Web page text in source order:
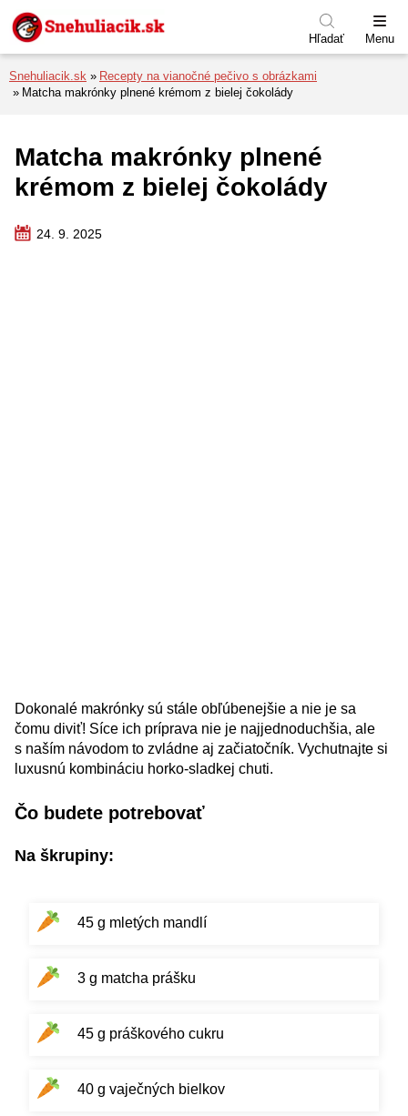
Preskočiť na menu
Preskočiť na obsah
Preskočiť na pätu
Hľadať Menu
Snehuliacik.sk
Recepty na vianočné pečivo s obrázkami
Matcha makrónky plnené krémom z bielej čokolády
Matcha makrónky plnené
krémom z bielej čokolády
24. 9. 2025
Dokonalé makrónky sú stále obľúbenejšie a nie je sa
čomu diviť! Síce ich príprava nie je najjednoduchšia, ale
s naším návodom to zvládne aj začiatočník. Vychutnajte si
luxusnú kombináciu horko-sladkej chuti.
Čo budete potrebovať
Na škrupiny:
45 g mletých mandlí
3 g matcha prášku
45 g práškového cukru
40 g vaječných bielkov